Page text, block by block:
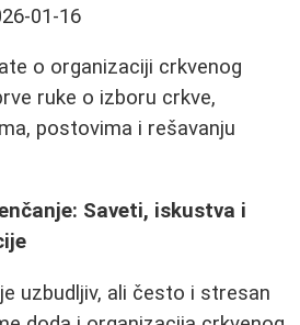
01-16
o organizaciji crkvenog
ruke o izboru crkve,
postovima i rešavanju
Saveti, iskustva i
uzbudljiv, ali često i stresan